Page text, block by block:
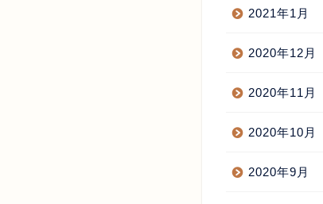
2021年1月
2020年12月
2020年11月
2020年10月
2020年9月